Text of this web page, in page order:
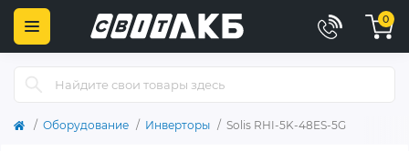
0
Оборудование Инверторы Solis RHI-5K-48ES-5G